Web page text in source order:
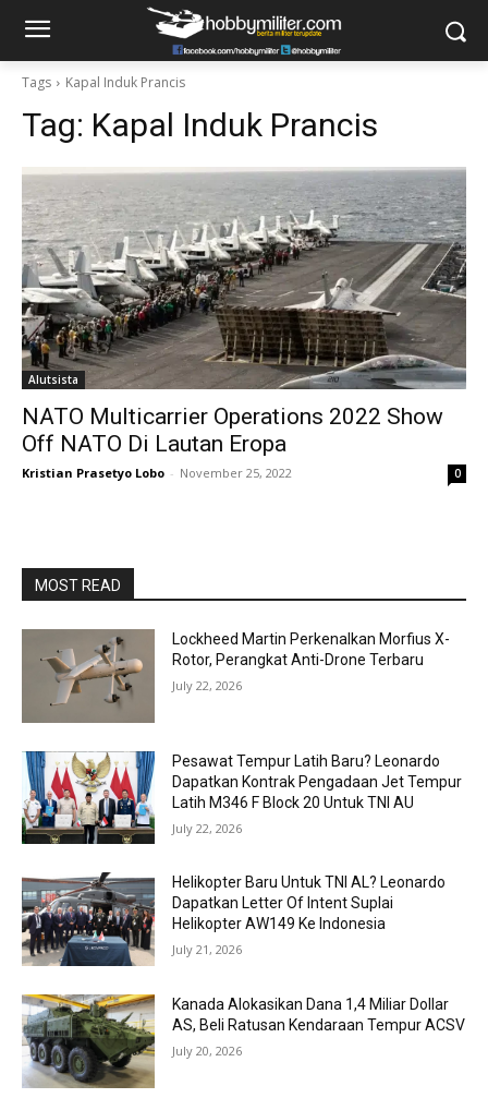
Tags Kapal Induk Prancis
Tag: Kapal Induk Prancis
Alutsista
NATO Multicarrier Operations 2022 Show
Off NATO Di Lautan Eropa
Kristian Prasetyo Lobo - November 25, 2022 0
MOST READ
Lockheed Martin Perkenalkan Morfius X-
Rotor, Perangkat Anti-Drone Terbaru
July 22, 2026
Pesawat Tempur Latih Baru? Leonardo
Dapatkan Kontrak Pengadaan Jet Tempur
Latih M346 F Block 20 Untuk TNI AU
July 22, 2026
Helikopter Baru Untuk TNI AL? Leonardo
Dapatkan Letter Of Intent Suplai
Helikopter AW149 Ke Indonesia
July 21, 2026
Kanada Alokasikan Dana 1,4 Miliar Dollar
AS, Beli Ratusan Kendaraan Tempur ACSV
July 20, 2026